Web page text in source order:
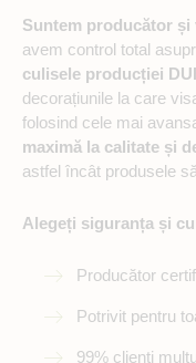
Suntem producător
avem control total
culisele producției
decorațiunile la care
folosind cele mai
maximă la calitate și
astfel încât produsele
Alegeți siguranța și
Producător
Potrivit pentru
99% clienți